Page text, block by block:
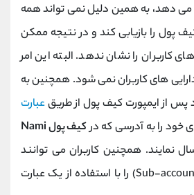
می دهد، به همین دلیل نمی تواند همه
پول را بازیابی کند و در نتیجه ممکن
کاربران را نشان ندهد. البته این امر
های کاربران نمی شود. همچنین به
پس از ایمپورت کیف پول از طریقعبارت
خود را به آدرسی که درکیف پول Nami
نمایند. همچنین کاربران می توانند
چندین حساب فرعی (Sub-account) را با استفاده از یک عبارت